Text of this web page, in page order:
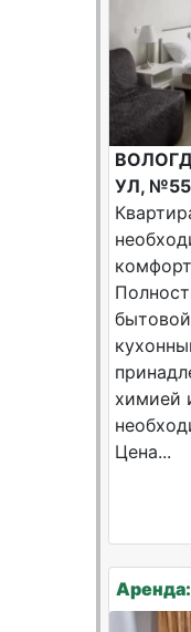
УЛ, №55
химией
Цена...